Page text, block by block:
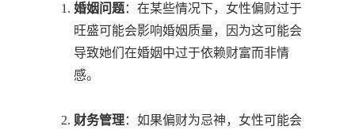
婚姻问题：在某些情况下，女性偏财过于
旺盛可能会影响婚姻质量，因为这可能会
导致她们在婚姻中过于依赖财富而非情
感。
财务管理：如果偏财为忌神，女性可能会